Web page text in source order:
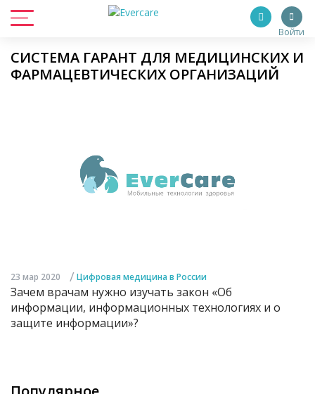
Войти
СИСТЕМА ГАРАНТ ДЛЯ МЕДИЦИНСКИХ И
ФАРМАЦЕВТИЧЕСКИХ ОРГАНИЗАЦИЙ
23 мар 2020 / Цифровая медицина в России
Зачем врачам нужно изучать закон «Об
информации, информационных технологиях и о
защите информации»?